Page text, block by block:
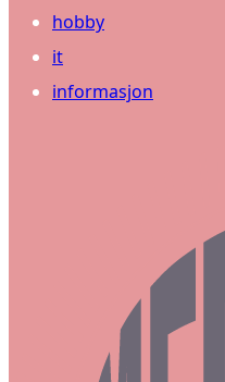
hobby
it
informasjon